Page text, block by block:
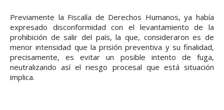
Previamente la Fiscalía de Derechos Humanos, ya había
expresado disconformidad con el levantamiento de la
prohibición de salir del país, la que, consideraron es de
menor intensidad que la prisión preventiva y su finalidad,
precisamente, es evitar un posible intento de fuga,
neutralizando así el riesgo procesal que está situación
implica.